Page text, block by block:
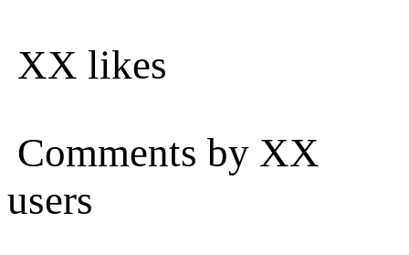
XX likes
Comments by XX
users